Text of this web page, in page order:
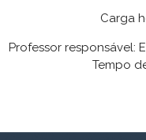
Carga
Professor responsável:
Tempo